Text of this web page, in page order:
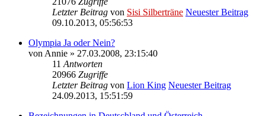
Letzter Beitrag von Sisi Silberträne Neuester Beitrag
09.10.2013, 05:56:53
Olympia Ja oder Nein?
von Annie » 27.03.2008, 23:15:40
11 Antworten
20966 Zugriffe
Letzter Beitrag von Lion King Neuester Beitrag
24.09.2013, 15:51:59